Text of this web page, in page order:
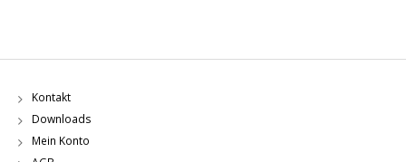
Kontakt
Downloads
Mein Konto